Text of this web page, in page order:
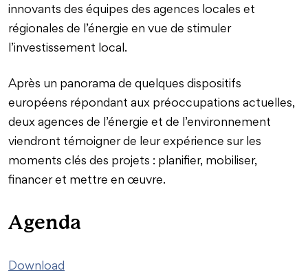
innovants des équipes des agences locales et
régionales de l’énergie en vue de stimuler
l’investissement local.
Après un panorama de quelques dispositifs
européens répondant aux préoccupations actuelles,
deux agences de l’énergie et de l’environnement
viendront témoigner de leur expérience sur les
moments clés des projets : planifier, mobiliser,
financer et mettre en œuvre.
Agenda
Download